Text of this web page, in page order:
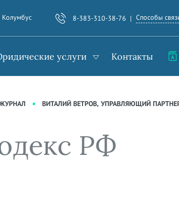
Колумбус 8-383-310-38-76 Способы
услуги Контакты
ВИТАЛИЙ ВЕТРОВ, УПРАВЛЯЮЩИЙ
РФ